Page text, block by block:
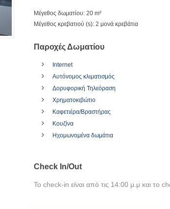
Μέγεθος δωματίου: 20 m²
Μέγεθος κρεβατιού (s): 2 μονά κρεβάτια
Παροχές Δωματίου
Internet
Αυτόνομος κλιματισμός
Δορυφορική Τηλεόραση
Χρηματοκιβώτιο
Καφετιέρα/Βραστήρας
Κουζίνα
Ηχομωνομένα δωμάτια
Check In/Out
Το check-in είναι από τις 14:00 μ.μ και το